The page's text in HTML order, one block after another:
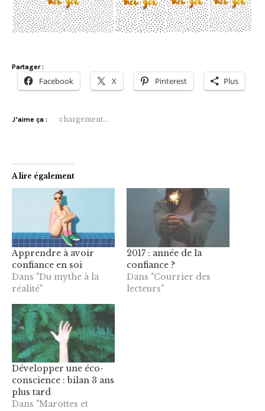
Partager :
Facebook X Pinterest Plus
J’aime ça : chargement…
A lire également
Apprendre à avoir
confiance en soi
Dans "Du mythe à la
réalité"
2017 : année de la
confiance ?
Dans "Courrier des
lecteurs"
Développer une éco-
conscience : bilan 3 ans
plus tard
Dans "Marottes et